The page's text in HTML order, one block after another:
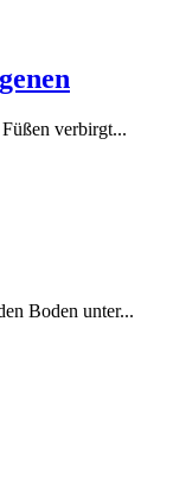
verbirgt...
Boden unter...